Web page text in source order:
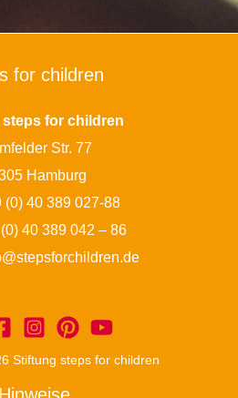
for children
for children
Str. 77
Hamburg
(0) 40 389 027-88
40 389 042 – 86
Stiftung steps for children